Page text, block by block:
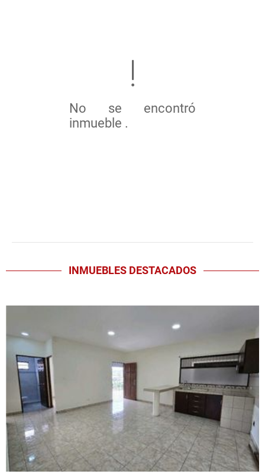
No se encontró
inmueble .
INMUEBLES DESTACADOS